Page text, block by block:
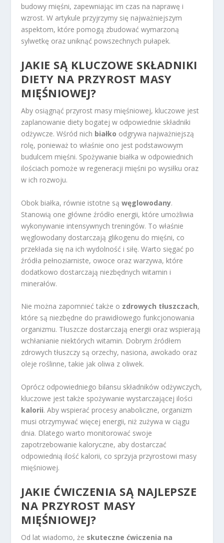
budowy mięśni, zapewniając im czas na naprawę i
wzrost. W artykule przyjrzymy się najważniejszym
aspektom, które pomogą zbudować wymarzoną
sylwetkę oraz uniknąć powszechnych pułapek.
JAKIE SĄ KLUCZOWE SKŁADNIKI
DIETY NA PRZYROST MASY
MIĘŚNIOWEJ?
Aby osiągnąć przyrost masy mięśniowej, kluczowe jest
zaplanowanie diety bogatej w odpowiednie składniki
odżywcze. Wśród nich białko odgrywa najważniejszą
rolę, ponieważ to właśnie ono jest podstawowym
budulcem mięśni. Spożywanie białka w odpowiednich
ilościach pomoże w regeneracji mięśni po wysiłku oraz
w ich rozwoju.
Obok białka, równie istotne sąwęglowodany.
Stanowią one główne źródło energii, które umożliwia
wykonywanie intensywnych treningów. To właśnie
węglowodany dostarczają glikogenu do mięśni, co
przekłada się na ich wydolność i siłę. Warto sięgać po
źródła pełnoziarniste, owoce oraz warzywa, które
dodatkowo dostarczają niezbędnych witamin i
minerałów.
Nie można zapomnieć także o zdrowych tłuszczach,
które są niezbędne do prawidłowego funkcjonowania
organizmu. Tłuszcze dostarczają energii oraz wspierają
wchłanianie niektórych witamin. Dobrym źródłem
zdrowych tłuszczy są orzechy, nasiona, awokado oraz
oleje roślinne, takie jak oliwa z oliwek.
Oprócz odpowiedniego bilansu składników odżywczych,
kluczowe jest także spożywanie wystarczającej ilości
kalorii. Aby wspierać procesy anaboliczne, organizm
musi otrzymywać więcej energii, niż zużywa w ciągu
dnia. Dlatego warto monitorować swoje
zapotrzebowanie kaloryczne, aby dostarczać
odpowiednią ilość kalorii, co sprzyja przyrostowi masy
mięśniowej.
JAKIE ĆWICZENIA SĄ NAJLEPSZE
NA PRZYROST MASY
MIĘŚNIOWEJ?
Od lat wiadomo, że skuteczne ćwiczenia na